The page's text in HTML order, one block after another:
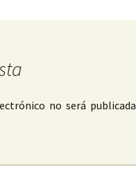
no será